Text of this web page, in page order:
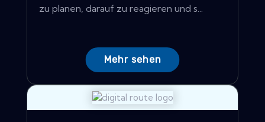
zu planen, darauf zu reagieren und s...
Mehr sehen